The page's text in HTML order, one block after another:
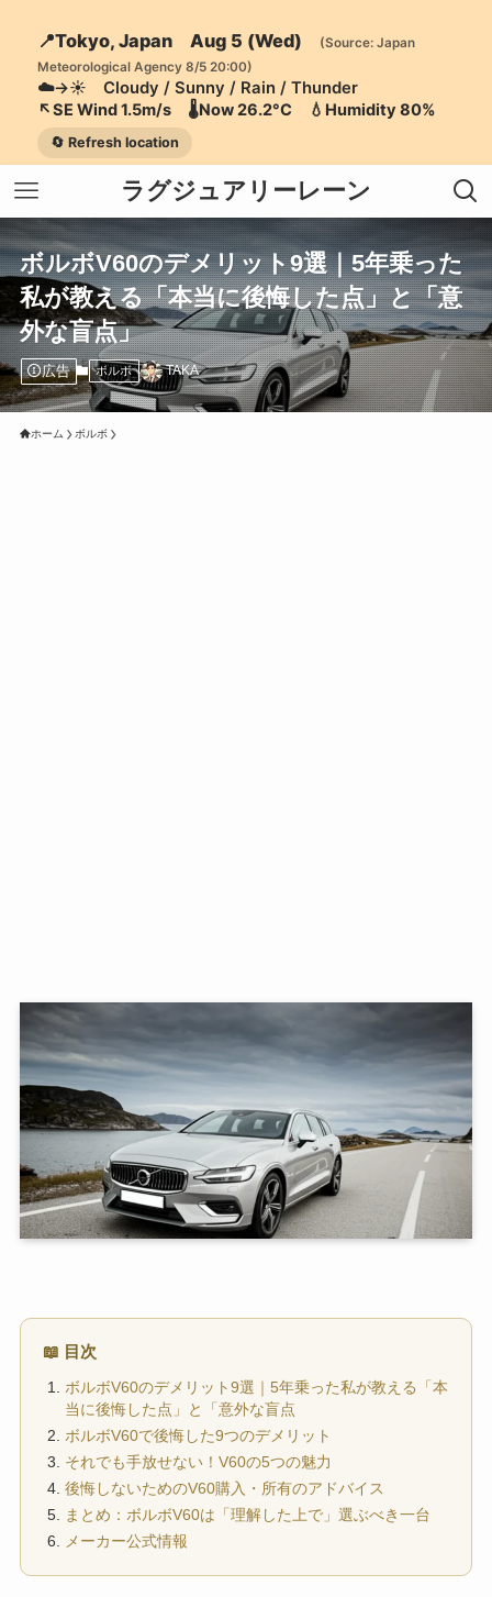
📍Tokyo, Japan Aug 5 (Wed)
(Source: Japan
Meteorological Agency 8/5 20:00)
☁️→☀️ Cloudy / Sunny / Rain / Thunder
↖️SE Wind 1.5m/s 🌡️Now 26.2°C 💧Humidity 80%
🔄 Refresh location
ラグジュアリーレーン
ボルボV60のデメリット9選｜5年乗った
私が教える「本当に後悔した点」と「意
外な盲点」
広告 ボルボ TAKA
ホーム ボルボ
📖 目次
ボルボV60のデメリット9選｜5年乗った私が教える「本
当に後悔した点」と「意外な盲点
ボルボV60で後悔した9つのデメリット
それでも手放せない！V60の5つの魅力
後悔しないためのV60購入・所有のアドバイス
まとめ：ボルボV60は「理解した上で」選ぶべき一台
メーカー公式情報